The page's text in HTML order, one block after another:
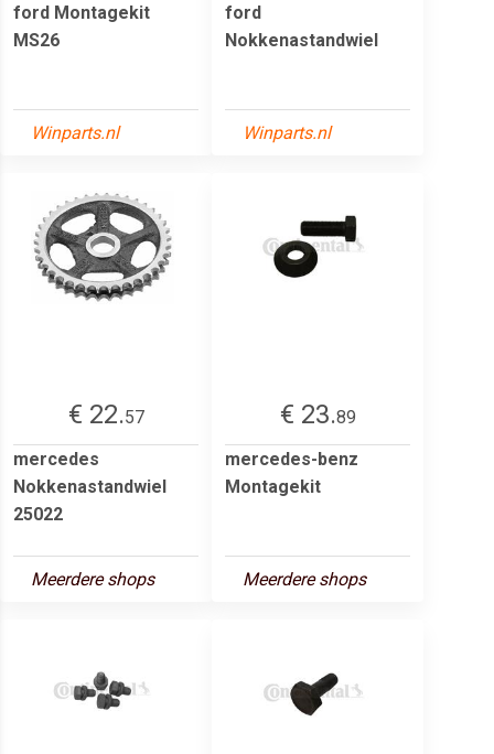
ford Montagekit
MS26
Winparts.nl
ford
Nokkenastandwiel
Winparts.nl
€ 22.57
mercedes
Nokkenastandwiel
25022
Meerdere shops
€ 23.89
mercedes-benz
Montagekit
Meerdere shops